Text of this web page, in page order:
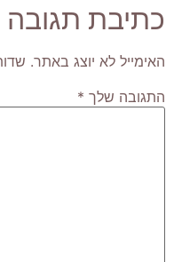
כתיבת תגובה
האימייל לא יוצג באתר.
התגובה שלך *